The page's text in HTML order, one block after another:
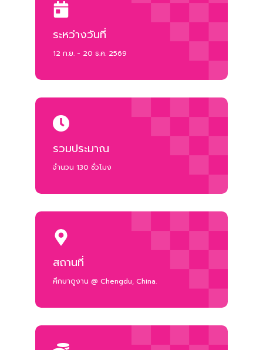
ระหว่างวันที่
12 ก.ย. - 20 ธ.ค. 2569
รวมประมาณ
จำนวน 130 ชั่วโมง
สถานที่
ศึกษาดูงาน @ Chengdu, China.